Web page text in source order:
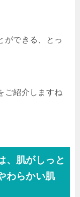
ができる、とっ
ご紹介しますね
、肌がしっと
わらかい肌